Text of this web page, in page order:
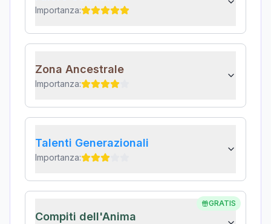
Importanza:
Zona Ancestrale
Importanza:
Talenti Generazionali
Importanza:
GRATIS
Compiti dell'Anima